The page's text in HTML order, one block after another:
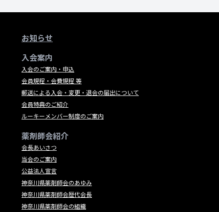
お知らせ
入会案内
入会のご案内・申込
会員規程・会費規程 等
郵送による入会・変更・退会の届出について
会員特典のご紹介
ルーキーメンバー制度のご案内
薬剤師会紹介
会長あいさつ
当会のご案内
公益法人宣言
神奈川県薬剤師会のあゆみ
神奈川県薬剤師会歴代会長
神奈川県薬剤師会の組織